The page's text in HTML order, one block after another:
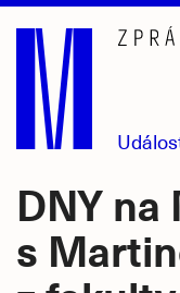
Přejít
hlavní
obsah
DNY na
s